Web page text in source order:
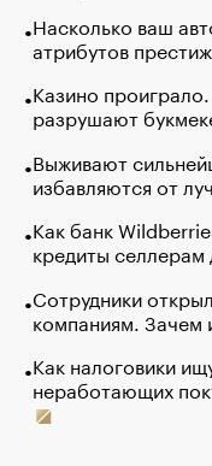
Насколько ваш
атрибутов
Казино
разрушают
Выживают
избавляются от
Как банк
кредиты селлерам
Сотрудники
компаниям. Зачем
Как налоговики
неработающих